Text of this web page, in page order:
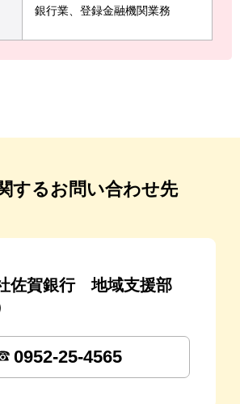
銀行業、登録金融機関業務
するお問い合わせ先
佐賀銀行 地域支援部
0952-25-4565